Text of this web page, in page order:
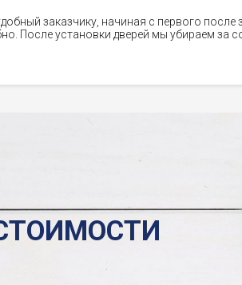
заказчику, начиная с первого
После установки дверей мы убираем за